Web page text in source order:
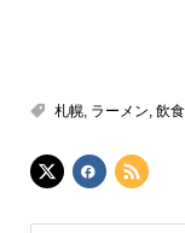
札幌, ラーメン, 飲